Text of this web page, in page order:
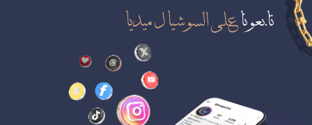
تابعوناعلى السوشيال ميديا